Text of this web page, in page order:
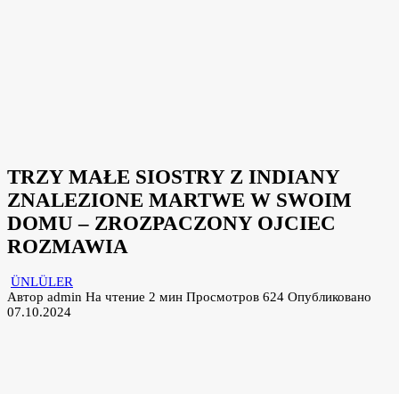
TRZY MAŁE SIOSTRY Z INDIANY
ZNALEZIONE MARTWE W SWOIM
DOMU – ZROZPACZONY OJCIEC
ROZMAWIA
ÜNLÜLER
Автор admin На чтение 2 мин Просмотров 624 Опубликовано
07.10.2024